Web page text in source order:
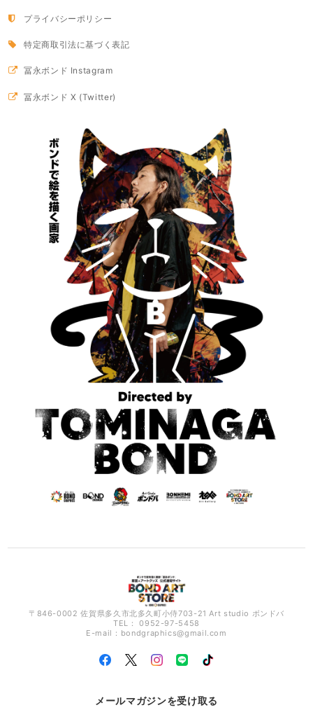
プライバシーポリシー
特定商取引法に基づく表記
冨永ボンド Instagram
冨永ボンド X (Twitter)
〒846-0002 佐賀県多久市北多久町小侍703-21 Art studio ボンドバ
TEL： 0952-97-5458
E-mail： bondgraphics@gmail.com
メールマガジンを受け取る